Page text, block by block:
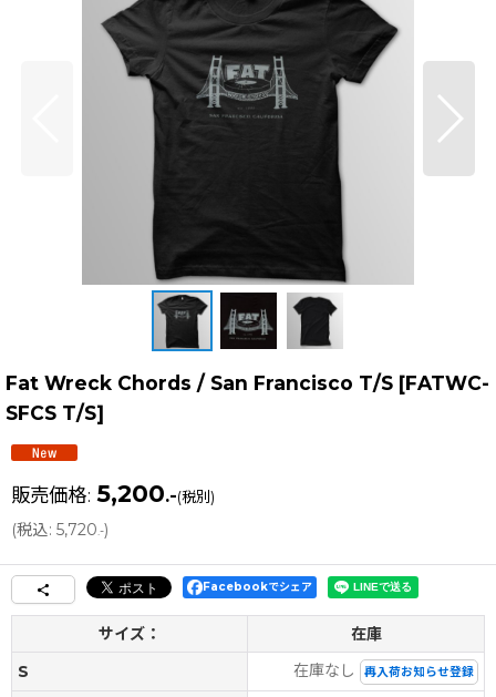
Fat Wreck Chords / San Francisco T/S [FATWC-
SFCS T/S]
販売価格: 5,200.-(税別)
(税込: 5,720.-)
Facebookでシェア
サイズ：
在庫
S
在庫なし 再入荷お知らせ登録